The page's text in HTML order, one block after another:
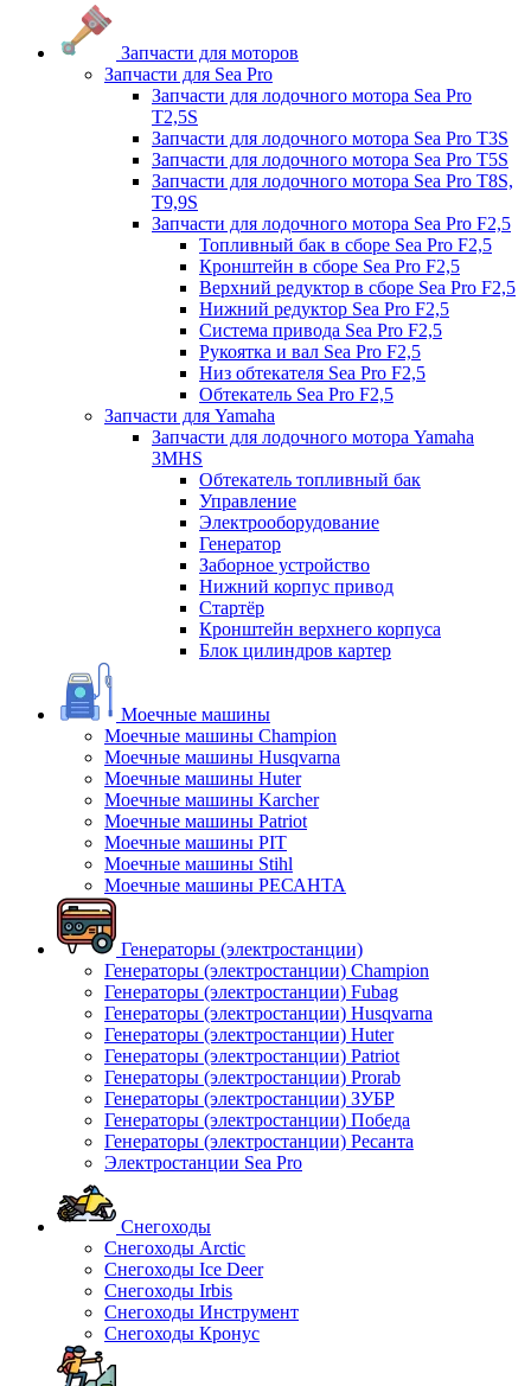
Запчасти для моторов
Запчасти для Sea Pro
Запчасти для лодочного мотора Sea Pro
Т2,5S
Запчасти для лодочного мотора Sea Pro Т3S
Запчасти для лодочного мотора Sea Pro Т5S
Запчасти для лодочного мотора Sea Pro Т8S,
T9,9S
Запчасти для лодочного мотора Sea Pro F2,5
Топливный бак в сборе Sea Pro F2,5
Кронштейн в сборе Sea Pro F2,5
Верхний редуктор в сборе Sea Pro F2,5
Нижний редуктор Sea Pro F2,5
Система привода Sea Pro F2,5
Рукоятка и вал Sea Pro F2,5
Низ обтекателя Sea Pro F2,5
Обтекатель Sea Pro F2,5
Запчасти для Yamaha
Запчасти для лодочного мотора Yamaha
3MHS
Обтекатель топливный бак
Управление
Электрооборудование
Генератор
Заборное устройство
Нижний корпус привод
Стартёр
Кронштейн верхнего корпуса
Блок цилиндров картер
Моечные машины
Моечные машины Champion
Моечные машины Husqvarna
Моечные машины Huter
Моечные машины Karcher
Моечные машины Patriot
Моечные машины PIT
Моечные машины Stihl
Моечные машины РЕСАНТА
Генераторы (электростанции)
Генераторы (электростанции) Champion
Генераторы (электростанции) Fubag
Генераторы (электростанции) Husqvarna
Генераторы (электростанции) Huter
Генераторы (электростанции) Patriot
Генераторы (электростанции) Prorab
Генераторы (электростанции) ЗУБР
Генераторы (электростанции) Победа
Генераторы (электростанции) Ресанта
Электростанции Sea Pro
Снегоходы
Снегоходы Arctic
Снегоходы Ice Deer
Снегоходы Irbis
Снегоходы Инструмент
Снегоходы Кронус